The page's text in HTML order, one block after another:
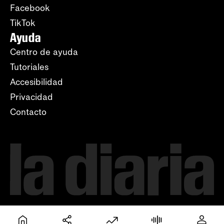
Facebook
TikTok
Ayuda
Centro de ayuda
Tutoriales
Accesibilidad
Privacidad
Contacto